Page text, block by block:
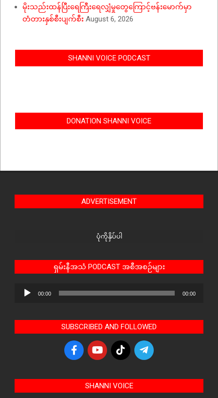
မိုးသည်းထန်ပြီးရေကြီးရေလျှံမှုတွေကြောင့်ဗန်းမောက်မှာ
တံတားနှစ်စီးပျက်စီး August 6, 2026
SHANNI VOICE PODCAST
DONATION SHANNI VOICE
ADVERTISEMENT
ပုံကိုနှိပ်ပါ
ရှမ်းနီအသံ PODCAST အစီအစဉ်များ
Audio
00:00 00:00
SUBSCRIBED AND FOLLOWED
SHANNI VOICE